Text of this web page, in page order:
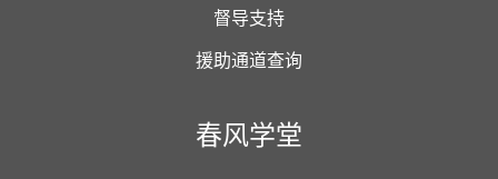
督导支持
援助通道查询
春风学堂